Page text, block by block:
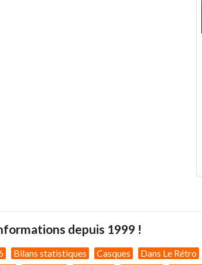
depuis 1999 !
Bilans statistiques Casques Dans Le Rétro